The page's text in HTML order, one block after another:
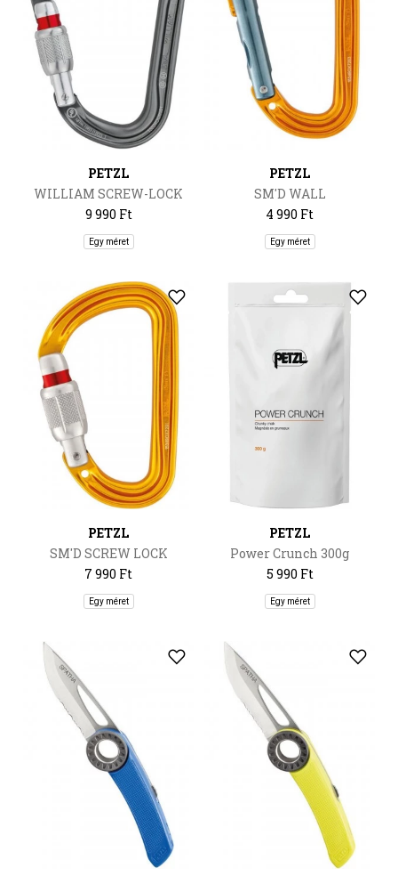
PETZL
WILLIAM SCREW-LOCK
9 990 Ft
Egy méret
PETZL
SM'D WALL
4 990 Ft
Egy méret
PETZL
SM'D SCREW LOCK
7 990 Ft
Egy méret
PETZL
Power Crunch 300g
5 990 Ft
Egy méret